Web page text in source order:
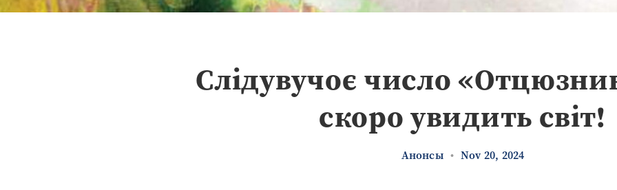
Слідувучоє число
скоро увидить світ!
Анонсы • Nov 20, 2024